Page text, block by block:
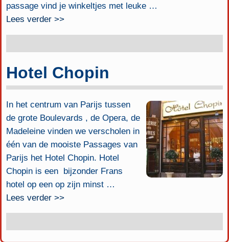
passage vind je winkeltjes met leuke …
Lees verder >>
Hotel Chopin
In het centrum van Parijs tussen
de grote Boulevards , de Opera, de
Madeleine vinden we verscholen in
één van de mooiste Passages van
Parijs het Hotel Chopin. Hotel
Chopin is een bijzonder Frans
hotel op een op zijn minst …
Lees verder >>